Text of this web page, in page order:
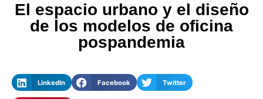
El espacio urbano y el diseño
de los modelos de oficina
pospandemia
LinkedIn Facebook Twitter